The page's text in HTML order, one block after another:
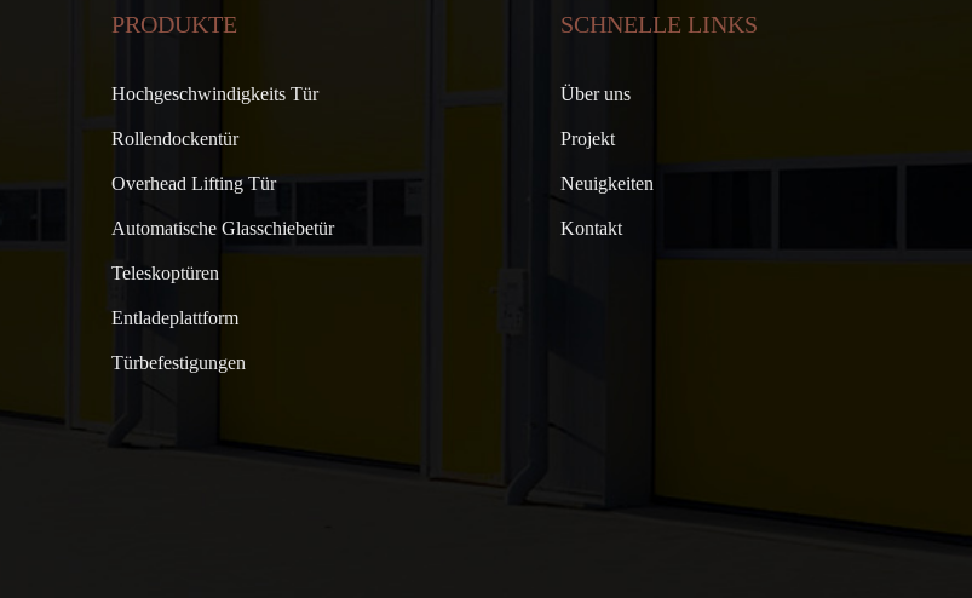
PRODUKTE
Hochgeschwindigkeits Tür
Rollendockentür
Overhead Lifting Tür
Automatische Glasschiebetür
Teleskoptüren
Entladeplattform
Türbefestigungen
SCHNELLE LINKS
Über uns
Projekt
Neuigkeiten
Kontakt